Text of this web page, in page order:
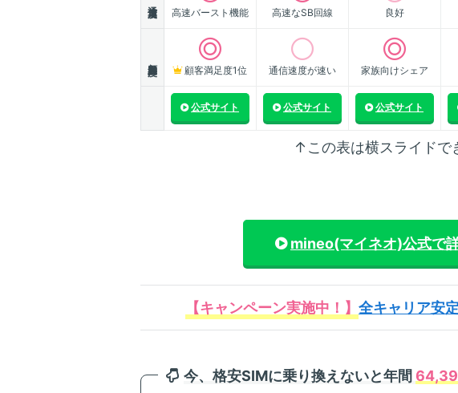
高速バースト機能 高速なSB回線 良好
顧客満足度1位 通信速度が速い 家族向けシェア
公式サイト 公式サイト 公式サイト
↑この表は横スライドで
mineo(マイネオ)公式で
【キャンペーン実施中！】 全キャリア安
今、格安SIMに乗り換えないと年間